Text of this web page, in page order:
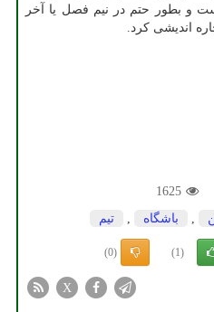
و بطور حتم در نیم فصل یا آخر
اندیشی کرد.
1625
باشگاه تیم
(1)
(0)
X